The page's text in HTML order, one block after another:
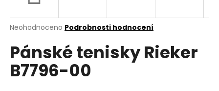
Průměrné
produktu
je
0,0
Neohodnoceno Podrobnosti hodnocení
Pánské tenisky Rieker
B7796-00
j
t
?